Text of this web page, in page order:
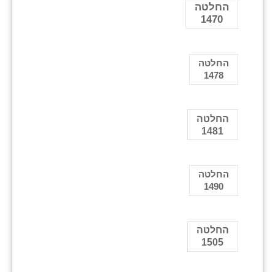
החלטה
1470
החלטה
1478
החלטה
1481
החלטה
1490
החלטה
1505